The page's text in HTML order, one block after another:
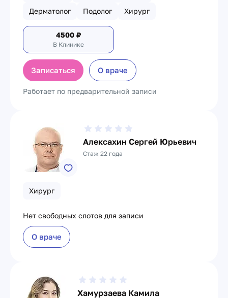
Дерматолог
Подолог Хирург
4500 ₽
В Клинике
Записаться О враче
Работает по предварительной записи
Алексахин Сергей Юрьевич
Стаж 22 года
Хирург
Нет свободных слотов для записи
О враче
Хамурзаева Камила